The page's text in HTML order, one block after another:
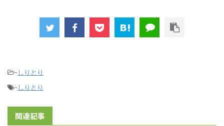
-しりとり
-しりとり
関連記事